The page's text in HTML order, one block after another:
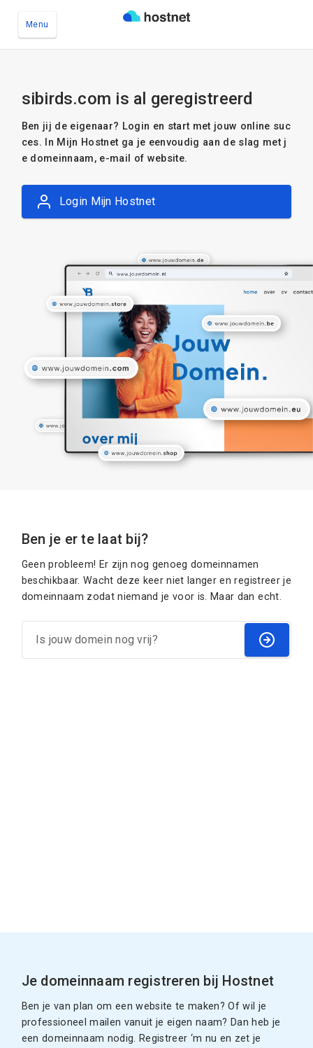
Menu
sibirds.com is al geregistreerd
Ben jij de eigenaar? Login en start met jouw online suc
ces. In Mijn Hostnet ga je eenvoudig aan de slag met j
e domeinnaam, e-mail of website.
Login Mijn Hostnet
Ben je er te laat bij?
Geen probleem! Er zijn nog genoeg domeinnamen
beschikbaar. Wacht deze keer niet langer en registreer je
domeinnaam zodat niemand je voor is. Maar dan echt.
Je domeinnaam registreren bij Hostnet
Ben je van plan om een website te maken? Of wil je
professioneel mailen vanuit je eigen naam? Dan heb je
een domeinnaam nodig. Registreer ‘m nu en zet je